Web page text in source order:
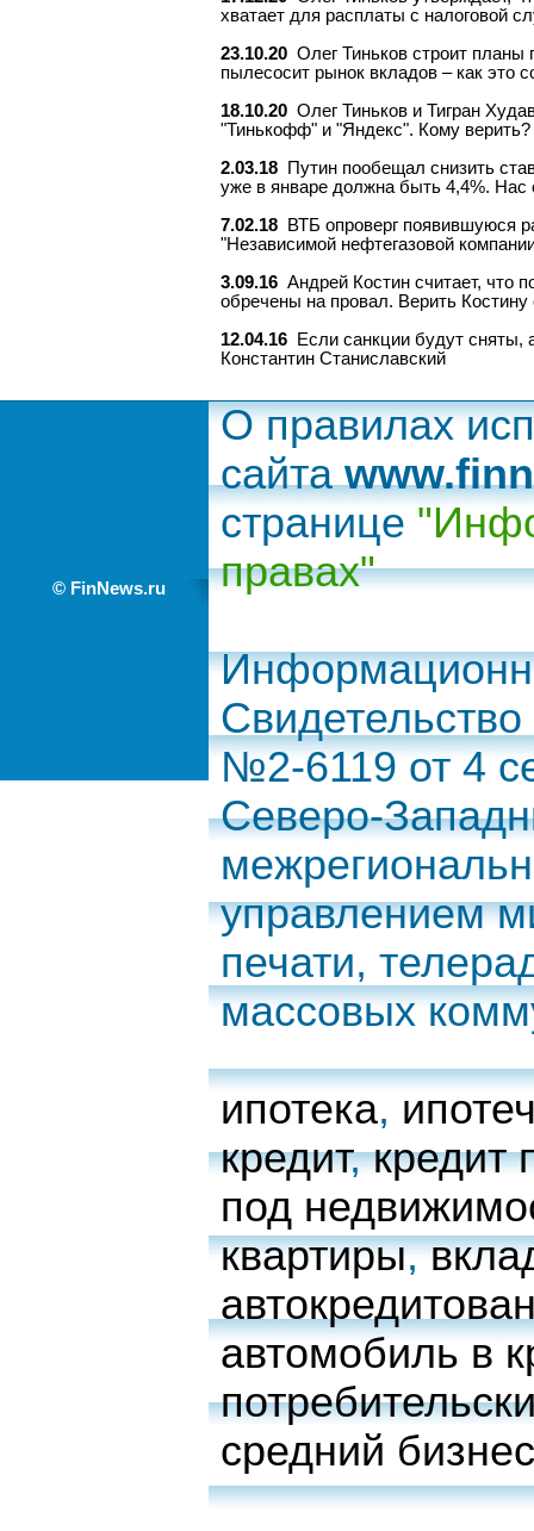
хватает для расплаты с налоговой
23.10.20 Олег Тиньков строит планы
пылесосит рынок вкладов – как это
18.10.20 Олег Тиньков и Тигран
"Тинькофф" и "Яндекс". Кому верить?
2.03.18
Путин пообещал снизить
уже в январе должна быть 4,4%.
7.02.18
ВТБ опроверг появившуюся
"Независимой нефтегазовой
3.09.16 Андрей Костин считает, что
обречены на провал. Верить Костину
12.04.16
Если санкции будут сняты,
Константин Станиславский
© FinNews.ru
О правилах
сайта
странице
правах"
№2-6119 от 4
Северо-
управлением
печати,
массовых
ипотека,
кредит,кредит
под
квартиры,
автомобиль в
средний бизнес